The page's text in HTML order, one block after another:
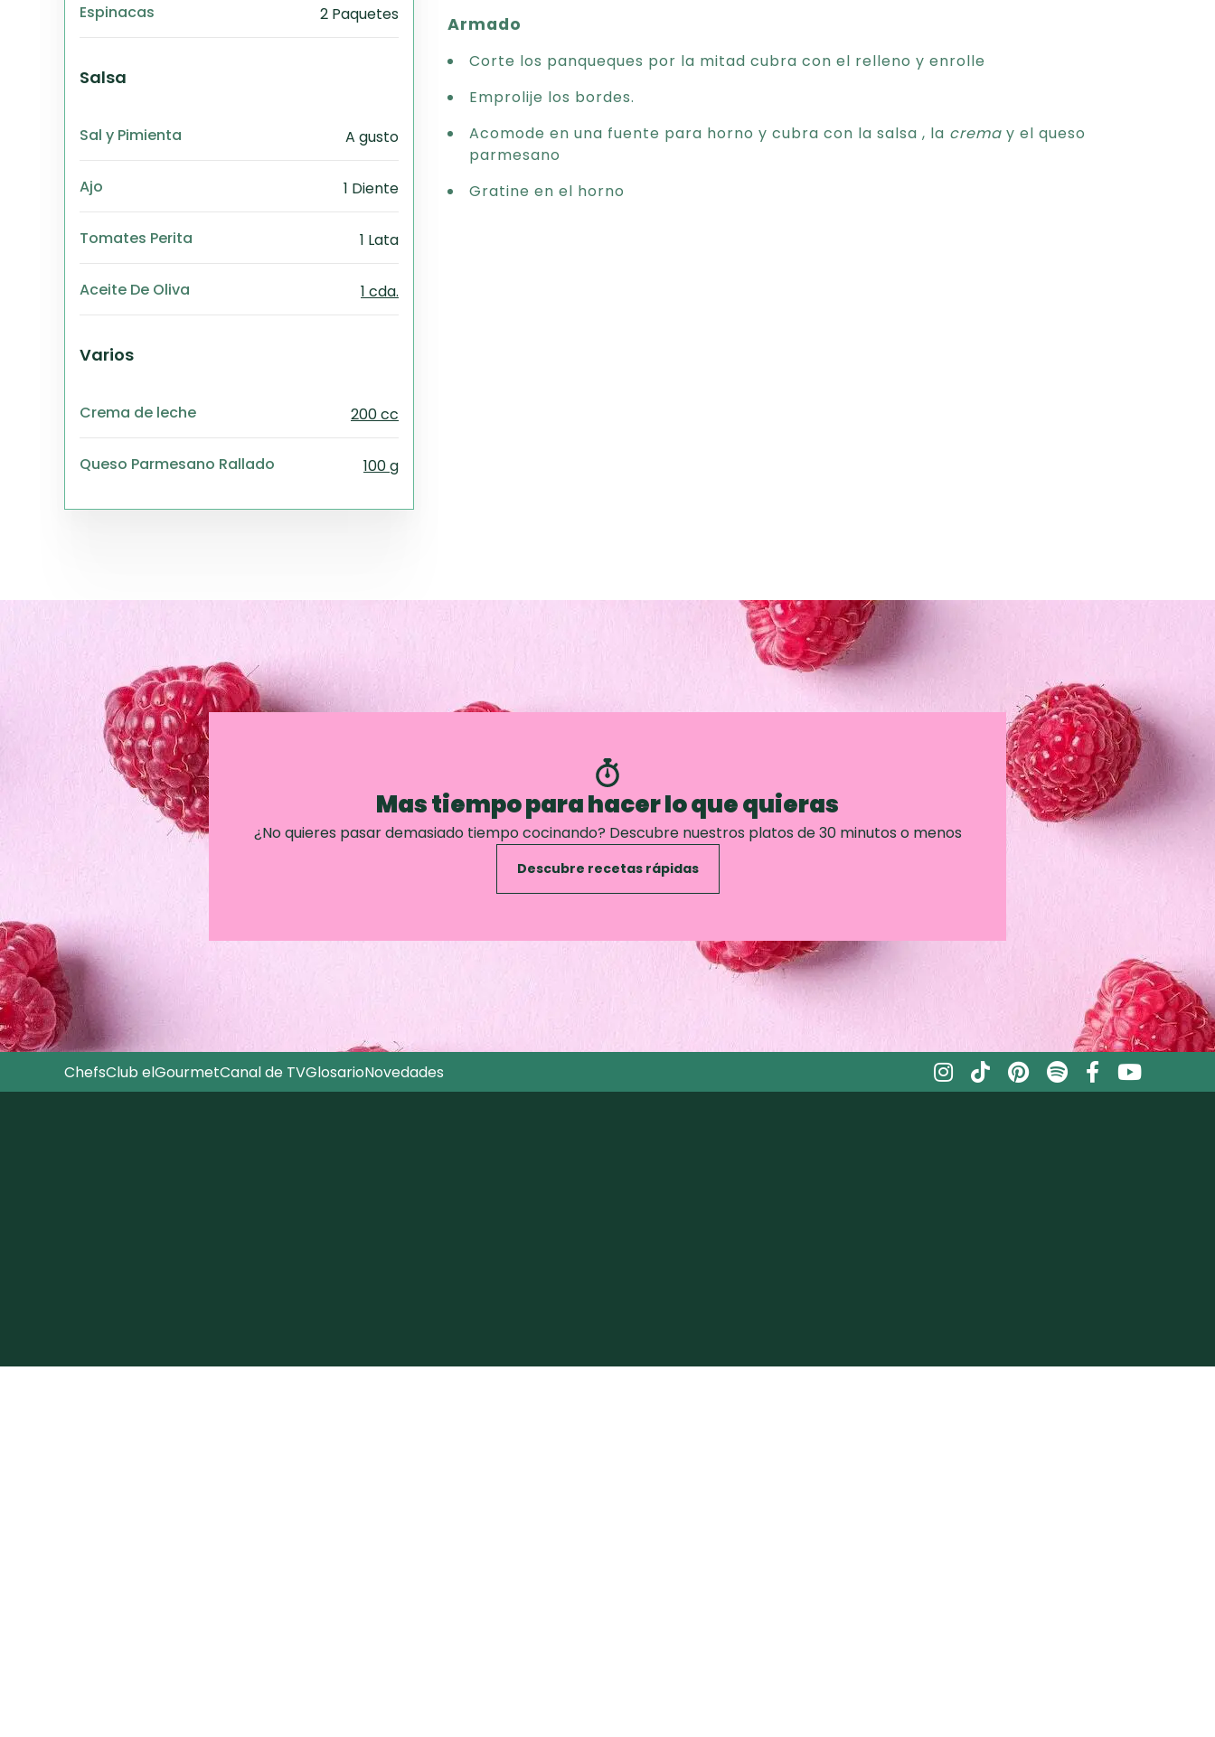
Espinacas 2 Paquetes
Salsa
Sal y Pimienta A gusto
Ajo 1 Diente
Tomates Perita 1 Lata
Aceite De Oliva 1 cda.
Varios
Crema de leche 200 cc
Queso Parmesano Rallado 100 g
Armado
Corte los panqueques por la mitad cubra con el relleno y enrolle
Emprolije los bordes.
Acomode en una fuente para horno y cubra con la salsa , la crema y el queso
parmesano
Gratine en el horno
Mas tiempo para hacer lo que quieras
¿No quieres pasar demasiado tiempo cocinando? Descubre nuestros platos de 30 minutos o menos
Descubre recetas rápidas
ChefsClub elGourmetCanal de TVGlosarioNovedades